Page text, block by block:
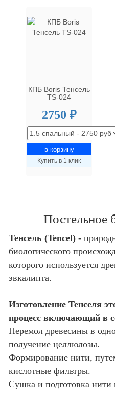
КПБ Boris Тенсель
TS-024
2750 ₽
Купить в 1 клик
Постельное
Тенсель (Tencel) -
биологического
которого используется
эвкалипта.
Изготовление Тенселя
процесс включающий в
Перемол древесины в
получение целлюлозы.
Формирование нити,
кислотные фильтры.
Сушка и подготовка нити